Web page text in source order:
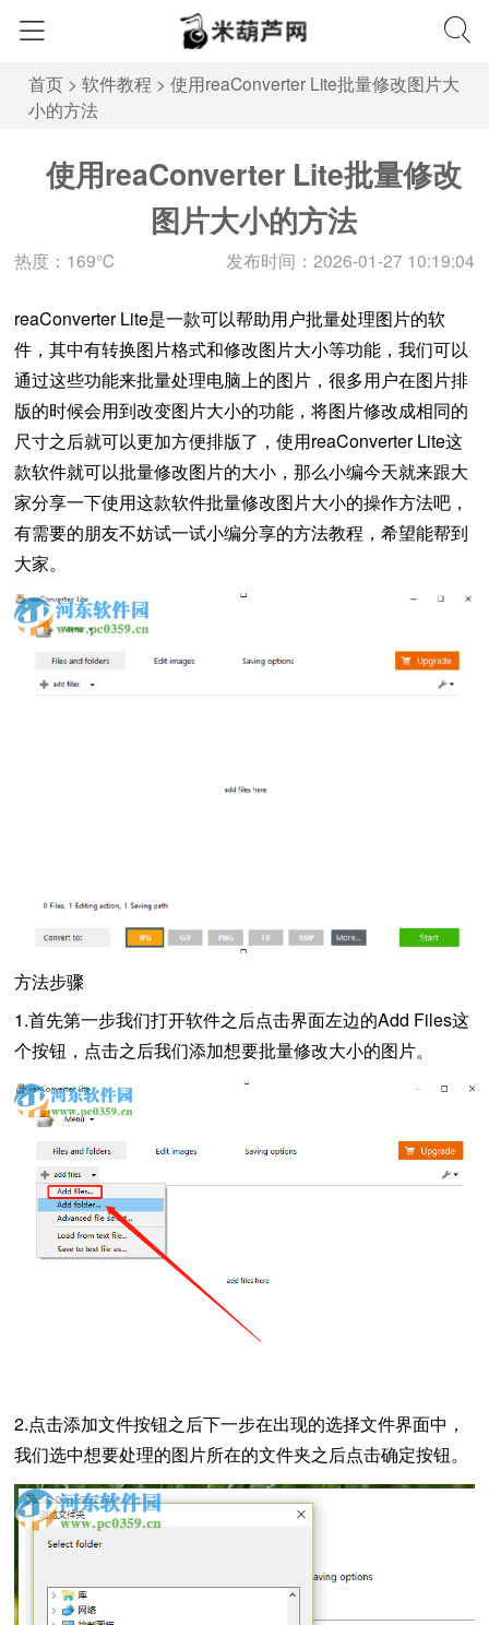
首页 > 软件教程 > 使用reaConverter Lite批量修改图片大
小的方法
使用reaConverter Lite批量修改
图片大小的方法
热度：169℃ 发布时间：2026-01-27 10:19:04
reaConverter Lite是一款可以帮助用户批量处理图片的软
件，其中有转换图片格式和修改图片大小等功能，我们可以
通过这些功能来批量处理电脑上的图片，很多用户在图片排
版的时候会用到改变图片大小的功能，将图片修改成相同的
尺寸之后就可以更加方便排版了，使用reaConverter Lite这
款软件就可以批量修改图片的大小，那么小编今天就来跟大
家分享一下使用这款软件批量修改图片大小的操作方法吧，
有需要的朋友不妨试一试小编分享的方法教程，希望能帮到
大家。
方法步骤
1.首先第一步我们打开软件之后点击界面左边的Add Files这
个按钮，点击之后我们添加想要批量修改大小的图片。
2.点击添加文件按钮之后下一步在出现的选择文件界面中，
我们选中想要处理的图片所在的文件夹之后点击确定按钮。